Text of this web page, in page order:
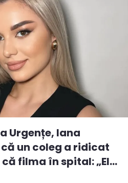
Urgențe, Iana
un coleg a ridicat
filma în spital: „El